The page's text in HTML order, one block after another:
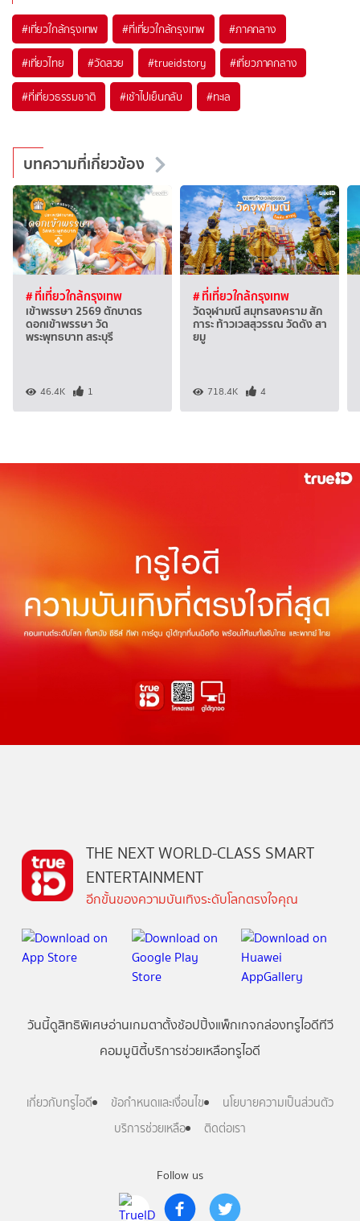
#เที่ยวใกล้กรุงเทพ #ที่เที่ยวใกล้กรุงเทพ #ภาคกลาง
#เที่ยวไทย #วัดสวย #trueidstory #เที่ยวภาคกลาง
#ที่เที่ยวธรรมชาติ #เช้าไปเย็นกลับ #ทะเล
บทความที่เกี่ยวข้อง
# ที่เที่ยวใกล้กรุงเทพ
เข้าพรรษา 2569 ตักบาตร
ดอกเข้าพรรษา วัด
พระพุทธบาท สระบุรี
46.4K 1
# ที่เที่ยวใกล้กรุงเทพ
วัดจุฬามณี สมุทรสงคราม สัก
การะ ท้าวเวสสุวรรณ วัดดัง สา
ยมู
718.4K 4
Follow us
THE NEXT WORLD-CLASS SMART
ENTERTAINMENT
อีกขั้นของความบันเทิงระดับโลกตรงใจคุณ
วันนี้ดูสิทธิพิเศษอ่านเกมตาตั้งช้อปปิ้งแพ็กเกจกล่องทรูไอดีทีวี
คอมมูนิตี้บริการช่วยเหลือทรูไอดี
เกี่ยวกับทรูไอดี ข้อกำหนดและเงื่อนไข
นโยบายความเป็นส่วนตัว
บริการช่วยเหลือ
ติดต่อเรา